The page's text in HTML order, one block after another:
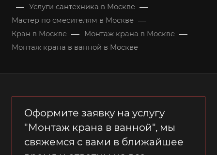
— Услуги сантехника в Москве —
Мастер по смесителям в Москве —
Кран в Москве — Монтаж крана в Москве —
Монтаж крана в ванной в Москве
Оформите заявку на услугу
"Монтаж крана в ванной", мы
свяжемся с вами в ближайшее